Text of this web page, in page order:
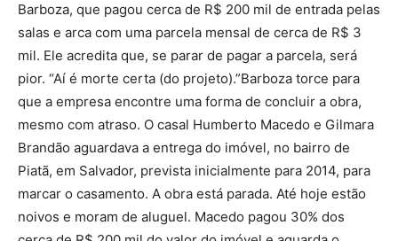
Barboza, que pagou cerca de R$ 200 mil de entrada pelas
salas e arca com uma parcela mensal de cerca de R$ 3
mil. Ele acredita que, se parar de pagar a parcela, será
pior. “Aí é morte certa (do projeto).”Barboza torce para
que a empresa encontre uma forma de concluir a obra,
mesmo com atraso. O casal Humberto Macedo e Gilmara
Brandão aguardava a entrega do imóvel, no bairro de
Piatã, em Salvador, prevista inicialmente para 2014, para
marcar o casamento. A obra está parada. Até hoje estão
noivos e moram de aluguel. Macedo pagou 30% dos